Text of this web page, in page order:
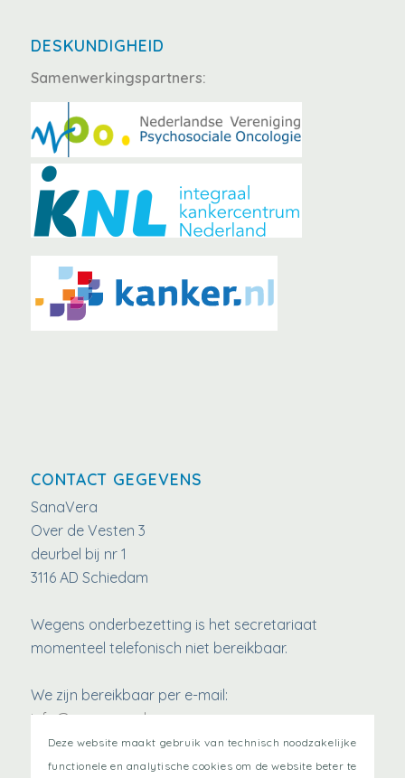
DESKUNDIGHEID
Samenwerkingspartners:
CONTACT GEGEVENS
SanaVera
Over de Vesten 3
deurbel bij nr 1
3116 AD Schiedam
Wegens onderbezetting is het secretariaat
momenteel telefonisch niet bereikbaar.
We zijn bereikbaar per e-mail:
info@sanavera.nl
www.SanaVera.nl
Deze website maakt gebruik van technisch noodzakelijke
functionele en analytische cookies om de website beter te